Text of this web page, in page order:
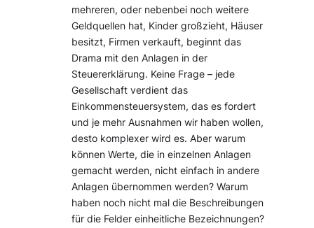
mehreren, oder nebenbei noch weitere
Geldquellen hat, Kinder großzieht, Häuser
besitzt, Firmen verkauft, beginnt das
Drama mit den Anlagen in der
Steuererklärung. Keine Frage – jede
Gesellschaft verdient das
Einkommensteuersystem, das es fordert
und je mehr Ausnahmen wir haben wollen,
desto komplexer wird es. Aber warum
können Werte, die in einzelnen Anlagen
gemacht werden, nicht einfach in andere
Anlagen übernommen werden? Warum
haben noch nicht mal die Beschreibungen
für die Felder einheitliche Bezeichnungen?